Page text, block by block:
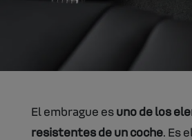
El embrague esuno de los
resistentes de un coche. Es